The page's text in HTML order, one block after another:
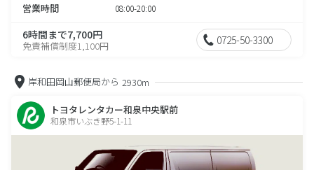
営業時間 08:00-20:00
6時間まで7,700円
免責補償制度1,100円 0725-50-3300
岸和田岡山郵便局から 2930m
トヨタレンタカー和泉中央駅前
和泉市いぶき野5-1-11